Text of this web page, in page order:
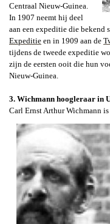
Centraal Nieuw-Guinea.
In 1907 neemt hij deel
aan een expeditie die bekend
Expeditie en in 1909 aan de
tijdens de tweede expeditie
zijn de eersten ooit die hun
Nieuw-Guinea.
3. Wichmann hoogleraar in
Carl Ernst Arthur Wichmann